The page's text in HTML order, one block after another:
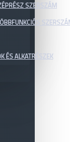
SZERSZÁM
ÉS ALKATRÉSZEK